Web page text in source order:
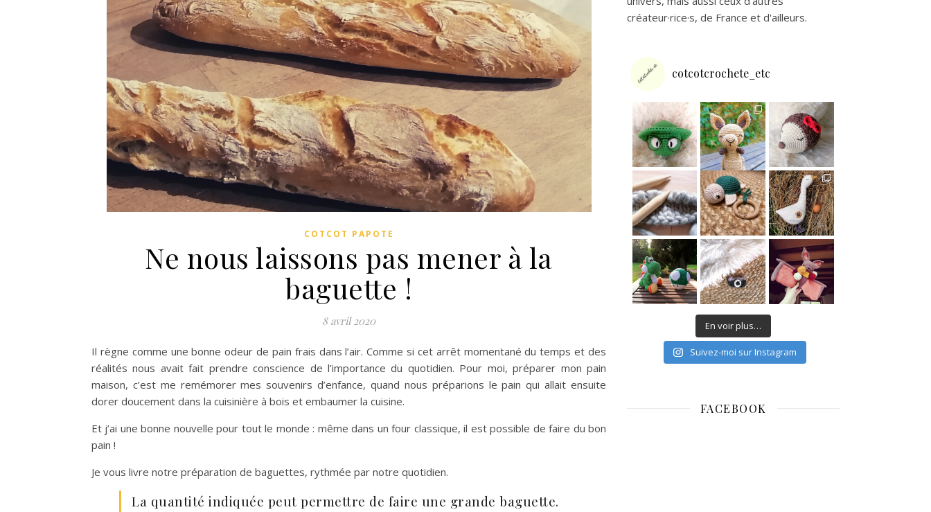
COTCOT PAPOTE
Ne nous laissons pas mener à la
baguette !
8 avril 2020
Il règne comme une bonne odeur de pain frais dans l’air. Comme si cet arrêt momentané du temps et des
réalités nous avait fait prendre conscience de l’importance du quotidien. Pour moi, préparer mon pain
maison, c’est me remémorer mes souvenirs d’enfance, quand nous préparions le pain qui allait ensuite
dorer doucement dans la cuisinière à bois et embaumer la cuisine.
Et j’ai une bonne nouvelle pour tout le monde : même dans un four classique, il est possible de faire du bon
pain !
Je vous livre notre préparation de baguettes, rythmée par notre quotidien.
La quantité indiquée peut permettre de faire une grande baguette.
créateur·rice·s, de France et d'ailleurs.
cotcotcrochete_etc
Quelque chose de Animaux ou poup
En voir plus…
Suivez-moi sur Instagram
FACEBOOK